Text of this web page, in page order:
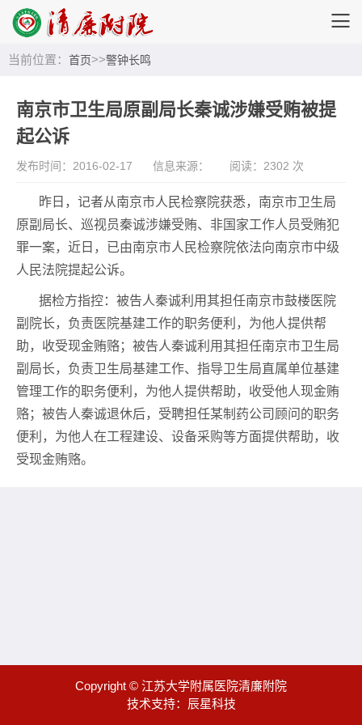
当前位置： 首页>>警钟长鸣
南京市卫生局原副局长秦诚涉嫌受贿被提
起公诉
发布时间：2016-02-17 信息来源： 阅读：2302 次
昨日，记者从南京市人民检察院获悉，南京市卫生局
原副局长、巡视员秦诚涉嫌受贿、非国家工作人员受贿犯
罪一案，近日，已由南京市人民检察院依法向南京市中级
人民法院提起公诉。
据检方指控：被告人秦诚利用其担任南京市鼓楼医院
副院长，负责医院基建工作的职务便利，为他人提供帮
助，收受现金贿赂；被告人秦诚利用其担任南京市卫生局
副局长，负责卫生局基建工作、指导卫生局直属单位基建
管理工作的职务便利，为他人提供帮助，收受他人现金贿
赂；被告人秦诚退休后，受聘担任某制药公司顾问的职务
便利，为他人在工程建设、设备采购等方面提供帮助，收
受现金贿赂。
Copyright © 江苏大学附属医院清廉附院
技术支持： 辰星科技